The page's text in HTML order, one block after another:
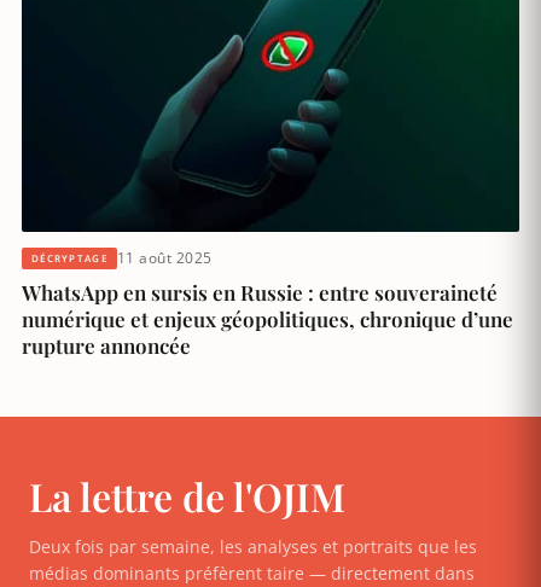
DÉCRYPTAGE 11 août 2025
WhatsApp en sursis en Russie : entre souveraineté
numérique et enjeux géopolitiques, chronique d’une
rupture annoncée
La lettre de l'OJIM
Deux fois par semaine, les analyses et portraits que les
médias dominants préfèrent taire — directement dans